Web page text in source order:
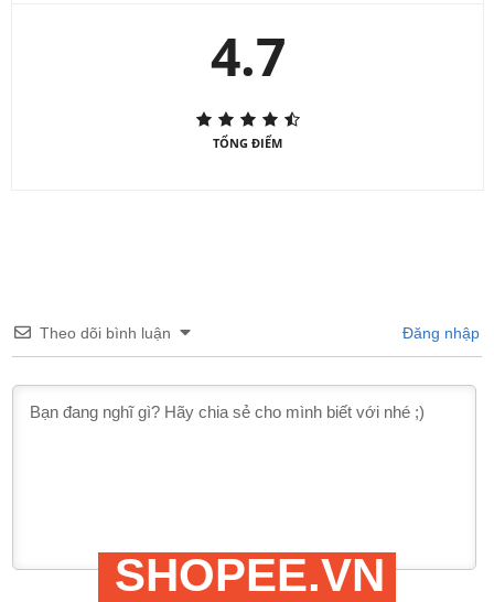
4.7
TỔNG ĐIỂM
Theo dõi bình luận Đăng nhập
SHOPEE.VN